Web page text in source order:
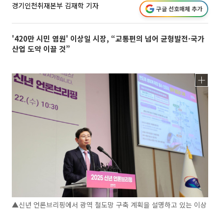
경기인천취재본부 김재학 기자 구글 선호매체 추가
'420만 시민 염원' 이상일 시장, “교통편의 넘어 균형발전·국가
산업 도약 이끌 것”
▲신년 언론브리핑에서 광역 철도망 구축 계획을 설명하고 있는 이상